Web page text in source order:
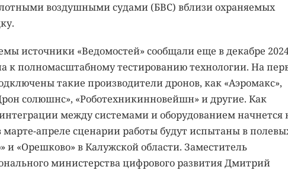
воздушными судами (БВС) вблизи охраняемых
источники «Ведомостей» сообщали еще в декабре
к полномасштабному тестированию технологии. На
такие производители дронов, как «Аэромакс»,
солюшнс», «Роботехникинновейшн» и другие. Как
между системами и оборудованием начнется
апреле сценарии работы будут испытаны в
и «Орешково» в Калужской области. Заместитель
министерства цифрового развития Дмитрий